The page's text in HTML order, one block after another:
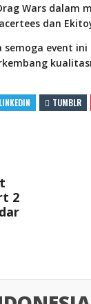
Wars
dan
event
LINKEDIN TUMBLR
2